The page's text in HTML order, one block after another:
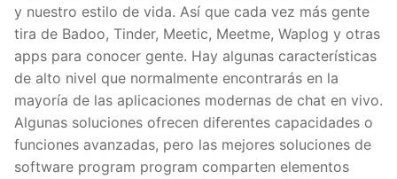
y nuestro estilo de vida. Así que cada vez más gente
tira de Badoo, Tinder, Meetic, Meetme, Waplog y otras
apps para conocer gente. Hay algunas características
de alto nivel que normalmente encontrarás en la
mayoría de las aplicaciones modernas de chat en vivo.
Algunas soluciones ofrecen diferentes capacidades o
funciones avanzadas, pero las mejores soluciones de
software program program comparten elementos